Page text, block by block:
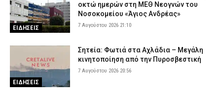
ΕΙΔΗΣΕΙΣ
οκτώ ημερών στη ΜΕΘ Νεογνών του
Νοσοκομείου «Άγιος Ανδρέας»
7 Αυγούστου 2026 21:10
ΕΙΔΗΣΕΙΣ
Σητεία: Φωτιά στα Αχλάδια – Μεγάλη
κινητοποίηση από την Πυροσβεστική
7 Αυγούστου 2026 20:56